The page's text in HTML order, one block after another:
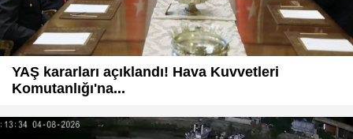
YAŞ kararları açıklandı! Hava Kuvvetleri
Komutanlığı'na...